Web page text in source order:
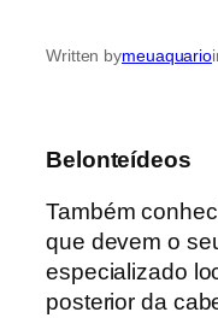
Written bymeuaquario
Belonteídeos
Também
que devem o
especializado
posterior da